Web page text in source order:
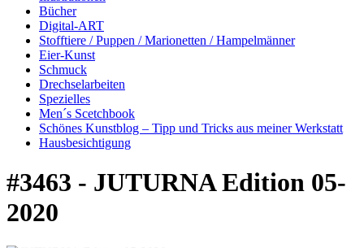
Bücher
Digital-ART
Stofftiere / Puppen / Marionetten / Hampelmänner
Eier-Kunst
Schmuck
Drechselarbeiten
Spezielles
Men´s Scetchbook
Schönes Kunstblog – Tipp und Tricks aus meiner Werkstatt
Hausbesichtigung
#3463 - JUTURNA Edition 05-
2020